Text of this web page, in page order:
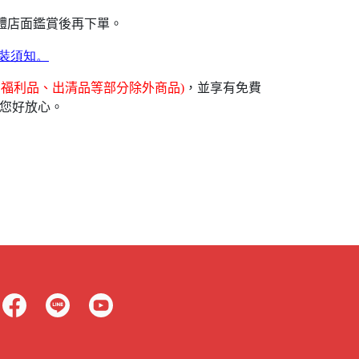
面鑑賞後再下單。
須知。
利品、出清品等部分除外商品) ，並享有免費
好放心。